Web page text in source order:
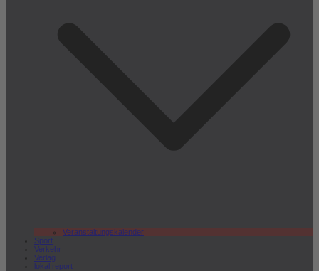
Veranstaltungskalender
Sport
Verkehr
Verlag
lokal.report